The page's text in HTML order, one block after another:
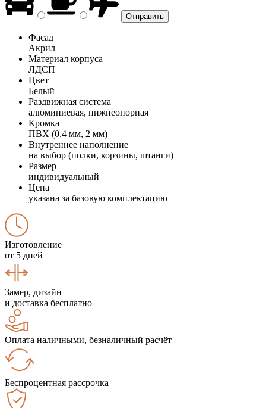
Фасад
Акрил
Материал корпуса
ЛДСП
Цвет
Белый
Раздвижная система
алюминиевая, нижнеопорная
Кромка
ПВХ (0,4 мм, 2 мм)
Внутреннее наполнение
на выбор (полки, корзины, штанги)
Размер
индивидуальный
Цена
указана за базовую комплектацию
Изготовление
от 5 дней
Замер, дизайн
и доставка бесплатно
Оплата наличными, безналичный расчёт
Беспроцентная рассрочка